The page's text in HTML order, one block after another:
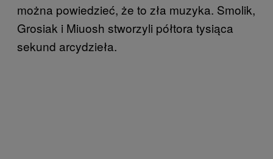
można powiedzieć, że to zła muzyka. Smolik,
Grosiak i Miuosh stworzyli półtora tysiąca
sekund arcydzieła.